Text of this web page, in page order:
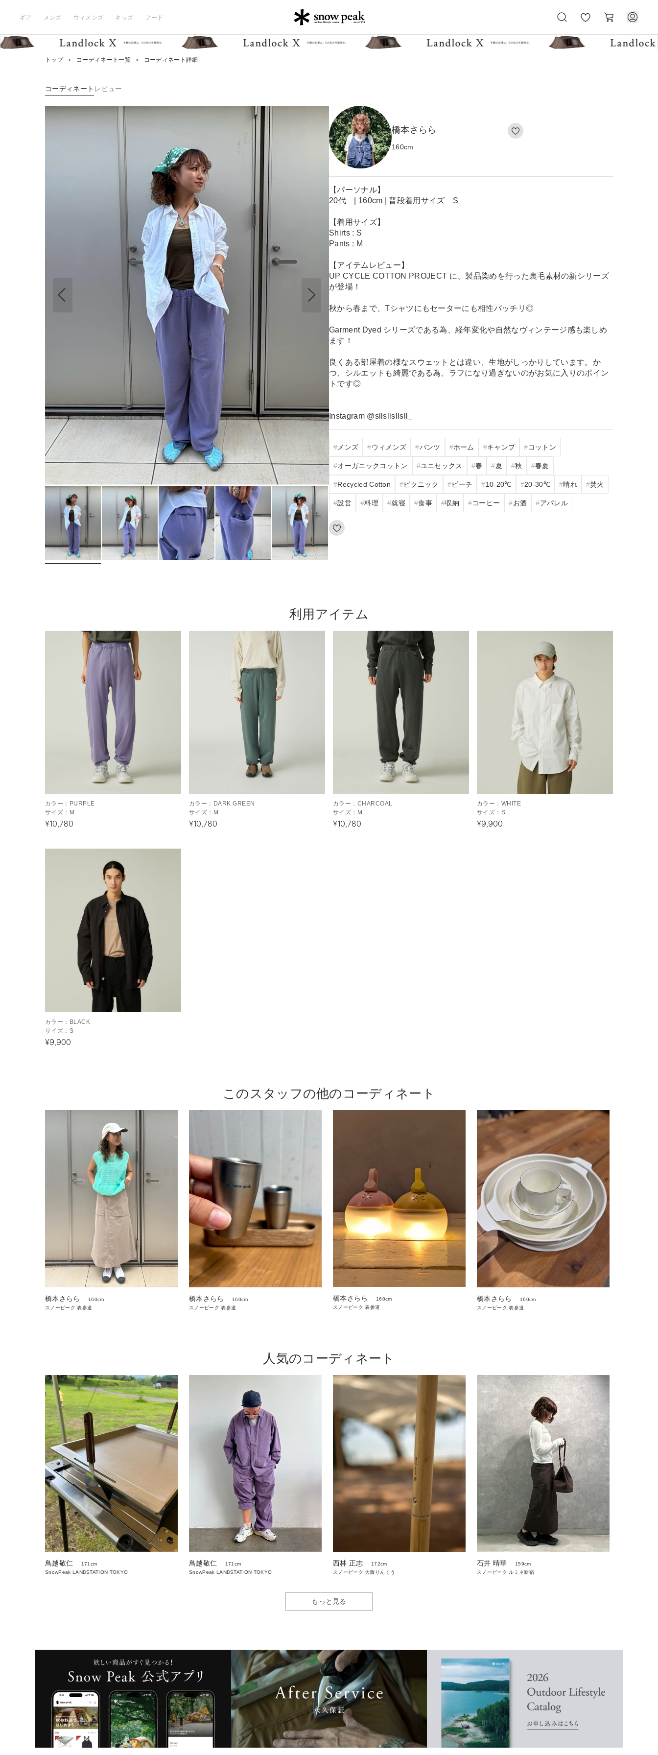
ギア メンズ ウィメンズ キッズ フード
気
に
ー
ト
トップ ＞ コーディネート一覧 ＞ コーディネート詳細
コーディネート レビュー
橋本さらら
160cm
【パーソナル】
20代 | 160cm | 普段着用サイズ S
【着用サイズ】
Shirts : S
Pants : M
【アイテムレビュー】
UP CYCLE COTTON PROJECT に、製品染めを行った裏毛素材の新シリーズ
が登場！
秋から春まで、Tシャツにもセーターにも相性バッチリ◎
Garment Dyed シリーズである為、経年変化や自然なヴィンテージ感も楽しめ
ます！
良くある部屋着の様なスウェットとは違い、生地がしっかりしています。か
つ、シルエットも綺麗である為、ラフになり過ぎないのがお気に入りのポイン
トです◎
Instagram @sllsllsllsll_
メンズ ウィメンズ パンツ ホーム キャンプ コットン
オーガニックコットン ユニセックス 春 夏 秋 春夏
Recycled Cotton ピクニック ビーチ 10‐20℃ 20‐30℃ 晴れ 焚火
設営 料理 就寝 食事 収納 コーヒー お酒 アパレル
利用アイテム
カラー： PURPLE
サイズ： M
¥10,780
カラー： DARK GREEN
サイズ： M
¥10,780
カラー： CHARCOAL
サイズ： M
¥10,780
カラー： WHITE
サイズ： S
¥9,900
カラー： BLACK
サイズ： S
¥9,900
このスタッフの他のコーディネート
橋本さらら
160cm
スノーピーク 表参道
橋本さらら
160cm
スノーピーク 表参道
橋本さらら
160cm
スノーピーク 表参道
橋本さらら
160cm
スノーピーク 表参道
人気のコーディネート
鳥越敬仁
171cm
SnowPeak LANDSTATION TOKYO
鳥越敬仁
171cm
SnowPeak LANDSTATION TOKYO
西林 正志
172cm
スノーピーク 大阪りんくう
石井 晴華
159cm
スノーピーク ルミネ新宿
もっと見る